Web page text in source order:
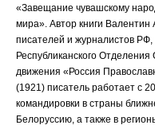
«Завещание чувашскому
мира». Автор книги
писателей и журналистов
Республиканского
движения «Россия
(1921) писатель работает с
командировки в страны
Белоруссию, а также в